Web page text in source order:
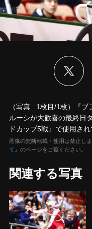
（写真 : 1枚目/1枚）『
ルーシが大歓喜の最終日
ドカップ5戦』で使用され
画像の無断転載・使用は禁止し
て 』のページをご覧ください。
関連する写真